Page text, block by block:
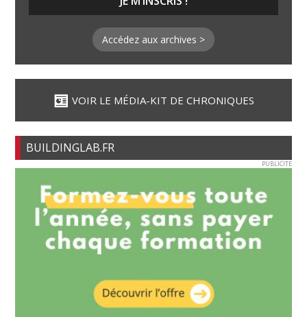
Accédez aux archives >
VOIR LE MÉDIA-KIT DE CHRONIQUES
BUILDINGLAB.FR
PUBLICITE